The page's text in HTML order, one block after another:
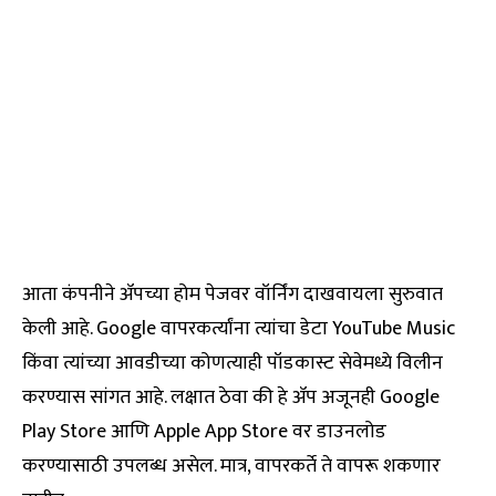
आता कंपनीने ॲपच्या होम पेजवर वॉर्निंग दाखवायला सुरुवात
केली आहे. Google वापरकर्त्यांना त्यांचा डेटा YouTube Music
किंवा त्यांच्या आवडीच्या कोणत्याही पॉडकास्ट सेवेमध्ये विलीन
करण्यास सांगत आहे. लक्षात ठेवा की हे ॲप अजूनही Google
Play Store आणि Apple App Store वर डाउनलोड
करण्यासाठी उपलब्ध असेल. मात्र, वापरकर्ते ते वापरू शकणार